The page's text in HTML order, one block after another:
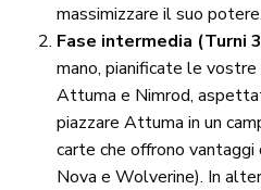
massimizzare il suo potere.
Fase intermedia (Turni
mano, pianificate le vostre
Attuma e Nimrod,
piazzare Attuma in un
carte che offrono
Nova e Wolverine). In